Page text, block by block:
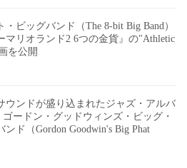
・ビッグバンド（The 8-bit Big Band）
マリオランド2 6つの金貨』の"Athletic
を公開
ウンドが盛り込まれたジャズ・アルバ
ードン・グッドウィンズ・ビッグ・
ンド（Gordon Goodwin's Big Phat